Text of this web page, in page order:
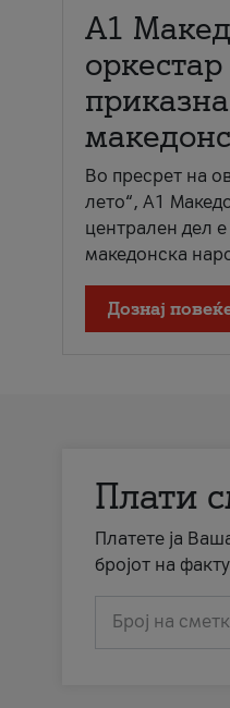
А1
Во пресрет на
лето“, А1
централен дел
македонска
Дознај
Плати
Платете ја
бројот на
Број на